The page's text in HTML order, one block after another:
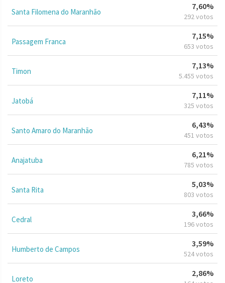
Santa Filomena do Maranhão
7,60%
292 votos
Passagem Franca
7,15%
653 votos
Timon
7,13%
5.455 votos
Jatobá
7,11%
325 votos
Santo Amaro do Maranhão
6,43%
451 votos
Anajatuba
6,21%
785 votos
Santa Rita
5,03%
803 votos
Cedral
3,66%
196 votos
Humberto de Campos
3,59%
524 votos
Loreto
2,86%